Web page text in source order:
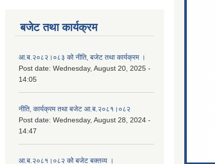
बजेट तथा कार्यक्रम
आ.ब.२०८२।०८३ को नीति‚ बजेट तथा कार्यक्रम ।
Post date: Wednesday, August 20, 2025 -
14:05
नीति‚ कार्यक्रम तथा बजेट आ.ब.२०८१।०८२
Post date: Wednesday, August 28, 2024 -
14:47
आ.ब.२०८१।०८२ को बजेट बक्तव्य ।